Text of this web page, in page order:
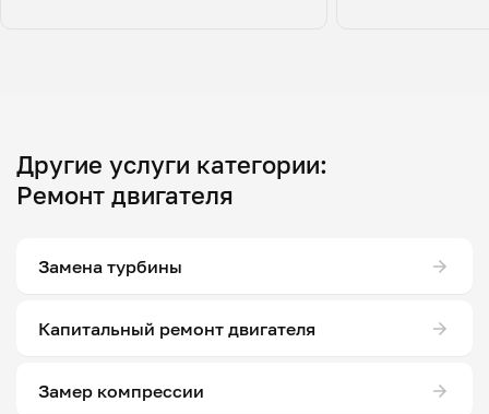
Другие услуги категории:
Ремонт двигателя
Замена турбины
Капитальный ремонт двигателя
Замер компрессии